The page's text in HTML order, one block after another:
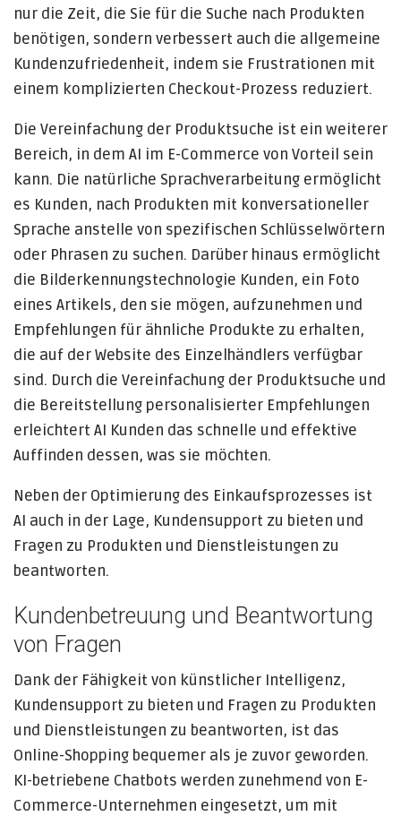
nur die Zeit, die Sie für die Suche nach Produkten
benötigen, sondern verbessert auch die allgemeine
Kundenzufriedenheit, indem sie Frustrationen mit
einem komplizierten Checkout-Prozess reduziert.
Die Vereinfachung der Produktsuche ist ein weiterer
Bereich, in dem AI im E-Commerce von Vorteil sein
kann. Die natürliche Sprachverarbeitung ermöglicht
es Kunden, nach Produkten mit konversationeller
Sprache anstelle von spezifischen Schlüsselwörtern
oder Phrasen zu suchen. Darüber hinaus ermöglicht
die Bilderkennungstechnologie Kunden, ein Foto
eines Artikels, den sie mögen, aufzunehmen und
Empfehlungen für ähnliche Produkte zu erhalten,
die auf der Website des Einzelhändlers verfügbar
sind. Durch die Vereinfachung der Produktsuche und
die Bereitstellung personalisierter Empfehlungen
erleichtert AI Kunden das schnelle und effektive
Auffinden dessen, was sie möchten.
Neben der Optimierung des Einkaufsprozesses ist
AI auch in der Lage, Kundensupport zu bieten und
Fragen zu Produkten und Dienstleistungen zu
beantworten.
Kundenbetreuung und Beantwortung
von Fragen
Dank der Fähigkeit von künstlicher Intelligenz,
Kundensupport zu bieten und Fragen zu Produkten
und Dienstleistungen zu beantworten, ist das
Online-Shopping bequemer als je zuvor geworden.
KI-betriebene Chatbots werden zunehmend von E-
Commerce-Unternehmen eingesetzt, um mit